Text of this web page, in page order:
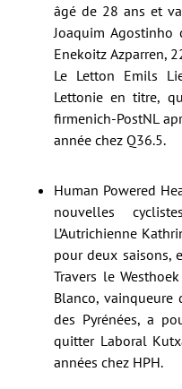
âgé de 28 ans et
Joaquim
Enekoitz Azparren,
Le Letton Emils
Lettonie en titre,
firmenich-PostNL
année chez Q36.5.
Human Powered
nouvelles
L’Autrichienne
pour deux saisons,
Travers le
Blanco, vainqueure
des Pyrénées, a
quitter Laboral
années chez HPH.